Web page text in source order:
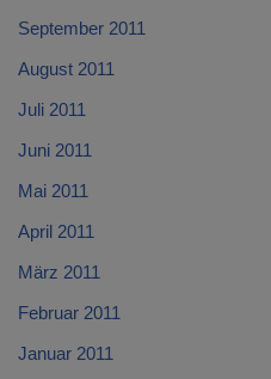
September 2011
August 2011
Juli 2011
Juni 2011
Mai 2011
April 2011
März 2011
Februar 2011
Januar 2011